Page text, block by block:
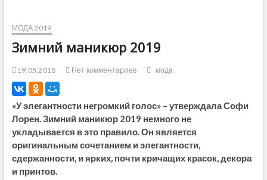
МОДА 2019
Зимний маникюр 2019
19.05.2018 Нет комментариев мода
«У элегантности негромкий голос» – утверждала Софи
Лорен. Зимний маникюр 2019 немного не
укладывается в это правило. Он является
оригинальным сочетанием и элегантности,
сдержанности, и ярких, почти кричащих красок, декора
и принтов.